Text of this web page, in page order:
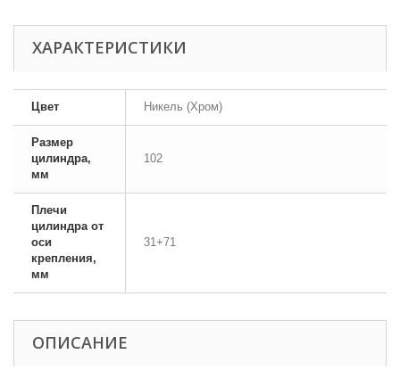
ХАРАКТЕРИСТИКИ
Цвет Никель (Хром)
Размер
цилиндра,
мм
102
Плечи
цилиндра от
оси
крепления,
мм
31+71
ОПИСАНИЕ